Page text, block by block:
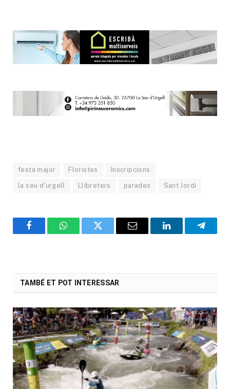
festa major Floristes Inscripcions
la seu d'urgell Llibreters parades Sant Jordi
FacebookWhatsAppTwitter Email LinkedIn
TAMBÉ ET POT INTERESSAR